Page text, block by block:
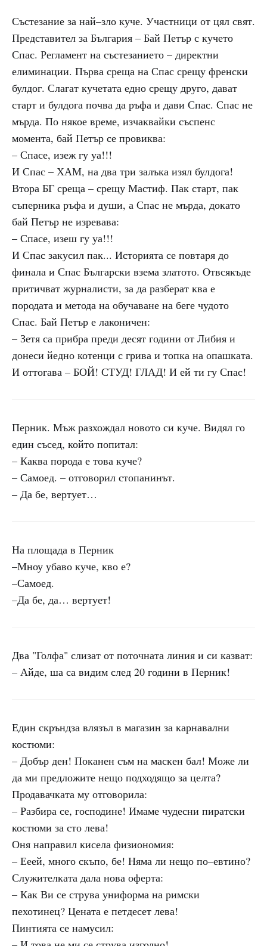
Състезание за най–зло куче. Участници от цял свят.
Представител за България – Бай Петър с кучето
Спас. Регламент на състезанието – директни
елиминации. Първа среща на Спас срещу френски
булдог. Слагат кучетата едно срещу друго, дават
старт и булдога почва да ръфа и дави Спас. Спас не
мърда. По някое време, изчаквайки съспенс
момента, бай Петър се провиква:
– Спасе, изеж гу уа!!!
И Спас – ХАМ, на два три залъка изял булдога!
Втора БГ среща – срещу Мастиф. Пак старт, пак
съперника ръфа и души, а Спас не мърда, докато
бай Петър не изревава:
– Спасе, изеш гу уа!!!
И Спас закусил пак... Историята се повтаря до
финала и Спас Български взема златото. Отвсякъде
притичват журналисти, за да разберат ква е
породата и метода на обучаване на беге чудото
Спас. Бай Петър е лаконичен:
– Зетя са прибра преди десят години от Либия и
донеси йедно котенци с грива и топка на опашката.
И оттогава – БОЙ! СТУД! ГЛАД! И ей ти гу Спас!
Перник. Мъж разхождал новото си куче. Видял го
един съсед, който попитал:
– Каква порода е това куче?
– Самоед. – отговорил стопанинът.
– Да бе, вертует…
На площада в Перник
–Мноу убаво куче, кво е?
–Самоед.
–Да бе, да… вертует!
Два "Голфа" слизат от поточната линия и си казват:
– Айде, ша са видим след 20 години в Перник!
Един скръндза влязъл в магазин за карнавални
костюми:
– Добър ден! Поканен съм на маскен бал! Може ли
да ми предложите нещо подходящо за целта?
Продавачката му отговорила:
– Разбира се, господине! Имаме чудесни пиратски
костюми за сто лева!
Оня направил кисела физиономия:
– Ееей, много скъпо, бе! Няма ли нещо по–евтино?
Служителката дала нова оферта:
– Как Ви се струва униформа на римски
пехотинец? Цената е петдесет лева!
Пинтията се намусил: